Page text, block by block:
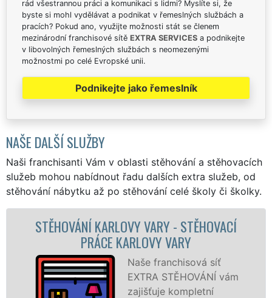
rád všestrannou práci a komunikaci s lidmi? Myslíte si, že
byste si mohl vydělávat a podnikat v řemeslných službách a
pracích? Pokud ano, využijte možnosti stát se členem
mezinárodní franchisové sítě EXTRA SERVICES a podnikejte
v libovolných řemeslných službách s neomezenými
možnostmi po celé Evropské unii.
Podnikejte jako řemeslník
NAŠE DALŠÍ SLUŽBY
Naši franchisanti Vám v oblasti stěhování a stěhovacích
služeb mohou nabídnout řadu dalších extra služeb, od
stěhování nábytku až po stěhování celé školy či školky.
STĚHOVACÍ SLUŽBA KARLOVY
STĚHOVACÍ FIRMA KARLOVY
Poskytujeme
stěhovací
Karlových